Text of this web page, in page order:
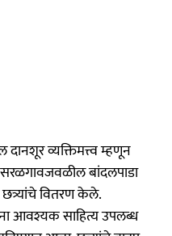
दानशूर व्यक्तिमत्त्व म्हणून
बांदलपाडा
छत्र्यांचे वितरण केले.
आवश्यक साहित्य उपलब्ध